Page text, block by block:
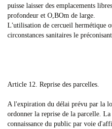
puisse laisser des emplacements
profondeur et O,BOm de large.
L'utilisation de cercueil hermétique
circonstances sanitaires le
Article 12. Reprise des parcelles.
A l'expiration du délai prévu par la
ordonner la reprise de la parcelle.
connaissance du public par voie